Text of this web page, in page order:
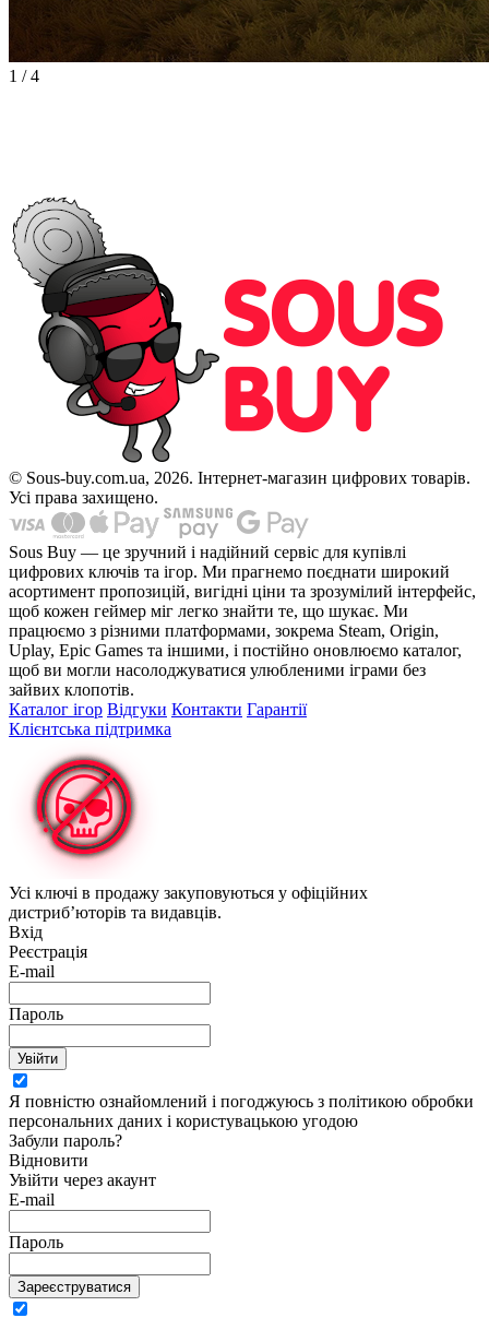
1 /4
© Sous-buy.com.ua, 2026. Інтернет-магазин цифрових товарів.
Усі права захищено.
Sous Buy — це зручний і надійний сервіс для купівлі
цифрових ключів та ігор. Ми прагнемо поєднати широкий
асортимент пропозицій, вигідні ціни та зрозумілий інтерфейс,
щоб кожен геймер міг легко знайти те, що шукає. Ми
працюємо з різними платформами, зокрема Steam, Origin,
Uplay, Epic Games та іншими, і постійно оновлюємо каталог,
щоб ви могли насолоджуватися улюбленими іграми без
зайвих клопотів.
Каталог ігор Відгуки Контакти Гарантії
Клієнтська підтримка
Усі ключі в продажу закуповуються у офіційних
дистриб’юторів та видавців.
Вхід
Реєстрація
E-mail
Пароль
Увійти
Я повністю ознайомлений і погоджуюсь з політикою обробки
персональних даних і користувацькою угодою
Забули пароль?
Відновити
Увійти через акаунт
E-mail
Пароль
Зареєструватися